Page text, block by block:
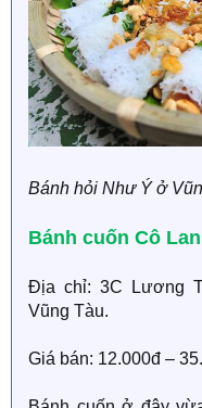
Bánh hỏi Như Ý ở
Bánh cuốn Cô Lan
Địa chỉ: 3C Lương
Vũng Tàu.
Giá bán: 12.000đ –